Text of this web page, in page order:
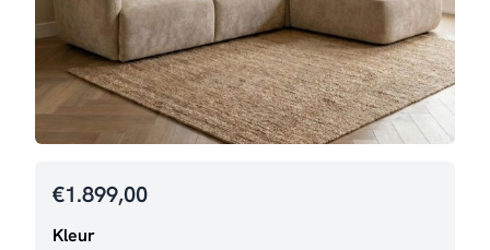
€1.899,00
Kleur